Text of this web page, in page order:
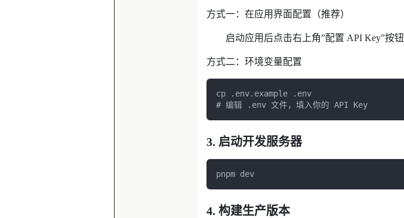
方式一：在应用界面配置（推荐）
启动应用后点击右上角”配置 API Key”按钮
方式二：环境变量配置
cp .env.example .env
# 编辑 .env 文件，填入你的 API Key
3. 启动开发服务器
pnpm dev
4. 构建生产版本